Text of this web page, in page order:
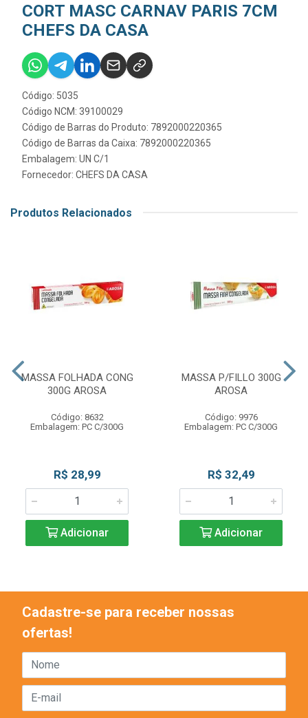
CORT MASC CARNAV PARIS 7CM
CHEFS DA CASA
Código: 5035
Código NCM: 39100029
Código de Barras do Produto: 7892000220365
Código de Barras da Caixa: 7892000220365
Embalagem: UN C/1
Fornecedor: CHEFS DA CASA
Produtos Relacionados
MASSA FOLHADA CONG
300G AROSA
Código: 8632
Embalagem: PC C/300G
R$ 28,99
Adicionar
MASSA P/FILLO 300G
AROSA
Código: 9976
Embalagem: PC C/300G
R$ 32,49
Adicionar
Cadastre-se para receber nossas
ofertas!